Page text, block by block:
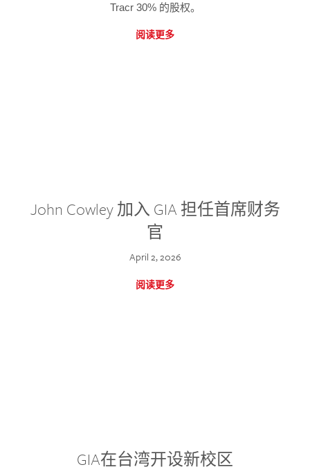
Tracr 30% 的股权。
阅读更多
John Cowley 加入 GIA 担任首席财务
官
April 2, 2026
阅读更多
GIA在台湾开设新校区